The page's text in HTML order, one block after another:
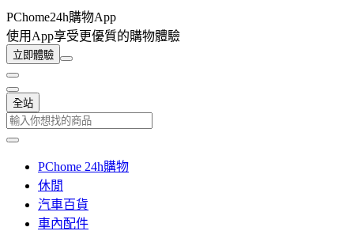
PChome24h購物App
使用App享受更優質的購物體驗
立即體驗
全站
PChome 24h購物
休閒
汽車百貨
車內配件